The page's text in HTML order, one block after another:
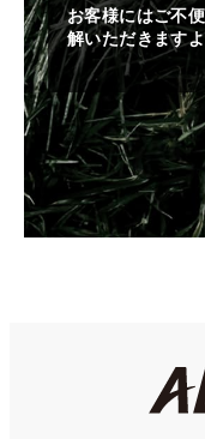
お客様にはご不
解いただきます